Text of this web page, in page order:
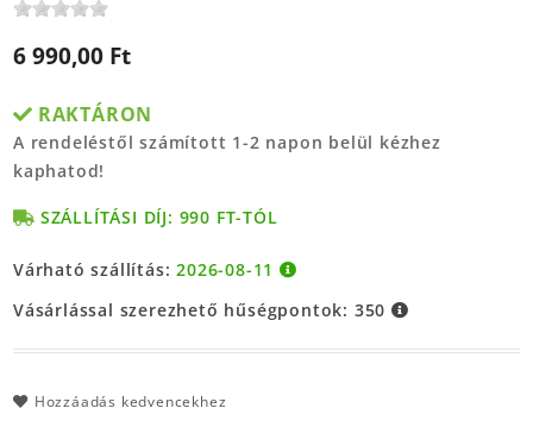
6 990,00 Ft
RAKTÁRON
A rendeléstől számított 1-2 napon belül kézhez
kaphatod!
SZÁLLÍTÁSI DÍJ: 990 FT-TÓL
Várható szállítás:2026-08-11
Vásárlással szerezhető hűségpontok: 350
Hozzáadás kedvencekhez